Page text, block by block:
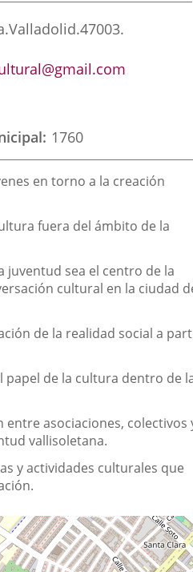
externa.externa.
Valladolid.47003.
1760
en torno a la creación
fuera del ámbito de la
juventud sea el centro de la
cultural en la ciudad
de la realidad social a
papel de la cultura dentro de
asociaciones, colectivos
vallisoletana.
y actividades culturales que